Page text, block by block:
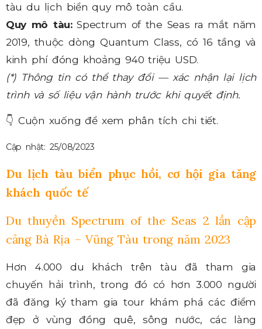
tàu du lịch biển quy mô toàn cầu.
Quy mô tàu: Spectrum of the Seas ra mắt năm
2019, thuộc dòng Quantum Class, có 16 tầng và
kinh phí đóng khoảng 940 triệu USD.
(*) Thông tin có thể thay đổi — xác nhận lại lịch
trình và số liệu vận hành trước khi quyết định.
👇 Cuộn xuống để xem phân tích chi tiết.
Cập nhật: 25/08/2023
Du lịch tàu biển phục hồi, cơ hội gia tăng
khách quốc tế
Du thuyền Spectrum of the Seas 2 lần cập
cảng Bà Rịa – Vũng Tàu trong năm 2023
Hơn 4.000 du khách trên tàu đã tham gia
chuyến hải trình, trong đó có hơn 3.000 người
đã đăng ký tham gia tour khám phá các điểm
đẹp ở vùng đồng quê, sông nước, các làng